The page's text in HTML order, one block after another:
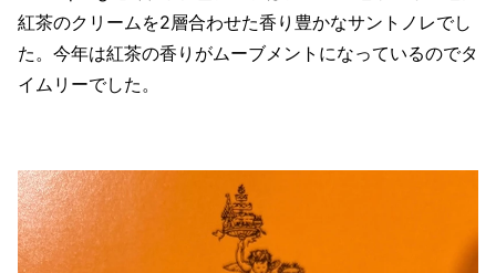
紅茶のクリームを2層合わせた香り豊かなサントノレでし
た。今年は紅茶の香りがムーブメントになっているのでタ
イムリーでした。